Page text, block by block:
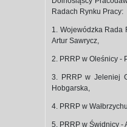
Radach Rynku Pracy:
1. Wojewódzka Rada
Artur Sawrycz,
2. PRRP w Oleśnicy -
3. PRRP w Jeleniej
Hobgarska,
4. PRRP w
5. PRRP w Świdnicy -